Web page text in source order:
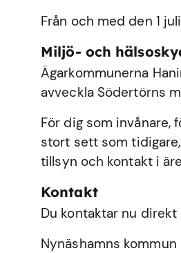
Från och med den 1
Miljö- och
Ägarkommunerna
avveckla Södertörns
För dig som invånare,
stort sett som
tillsyn och kontakt i
Kontakt
Du kontaktar nu
Nynäshamns kommun